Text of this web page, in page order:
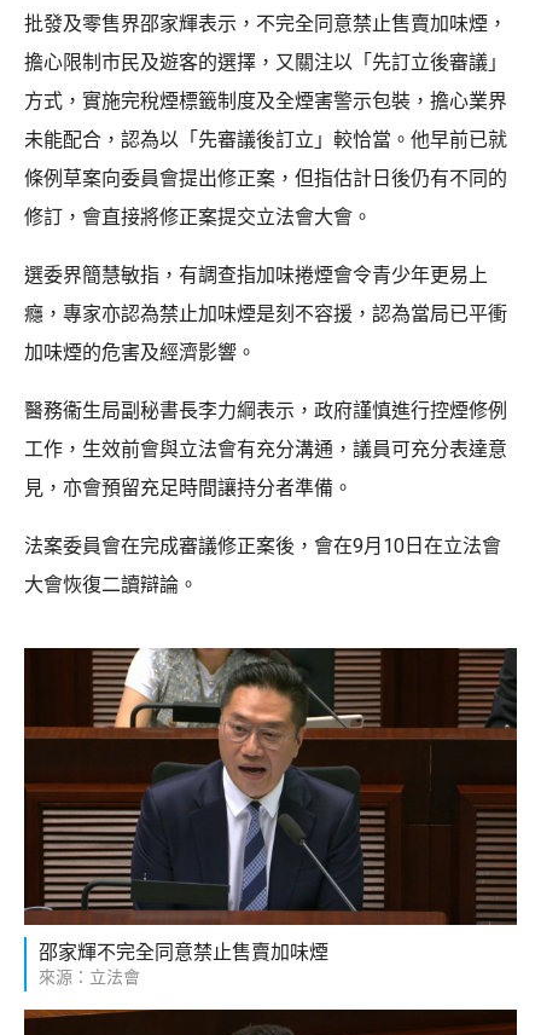
批發及零售界邵家輝表示，不完全同意禁止售賣加味煙，
擔心限制市民及遊客的選擇，又關注以「先訂立後審議」
方式，實施完稅煙標籤制度及全煙害警示包裝，擔心業界
未能配合，認為以「先審議後訂立」較恰當。他早前已就
條例草案向委員會提出修正案，但指估計日後仍有不同的
修訂，會直接將修正案提交立法會大會。
選委界簡慧敏指，有調查指加味捲煙會令青少年更易上
癮，專家亦認為禁止加味煙是刻不容援，認為當局已平衝
加味煙的危害及經濟影響。
醫務衞生局副秘書長李力綱表示，政府謹慎進行控煙修例
工作，生效前會與立法會有充分溝通，議員可充分表達意
見，亦會預留充足時間讓持分者準備。
法案委員會在完成審議修正案後，會在9月10日在立法會
大會恢復二讀辯論。
邵家輝不完全同意禁止售賣加味煙
來源：立法會